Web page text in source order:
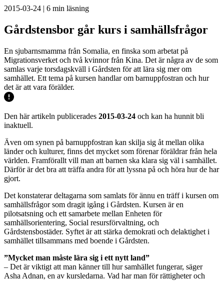
2015-03-24 | 6 min läsning
Gårdstensbor går kurs i samhällsfrågor
En sjubarnsmamma från Somalia, en finska som arbetat på
Migrationsverket och två kvinnor från Kina. Det är några av de som
samlas varje torsdagskväll i Gårdsten för att lära sig mer om
samhället. Ett tema på kursen handlar om barnuppfostran och hur
det är att vara förälder.
Den här artikeln publicerades 2015-03-24 och kan ha hunnit bli
inaktuell.
Även om synen på barnuppfostran kan skilja sig åt mellan olika
länder och kulturer, finns det mycket som förenar föräldrar från hela
världen. Framförallt vill man att barnen ska klara sig väl i samhället.
Därför är det bra att träffa andra för att lyssna på och höra hur de har
gjort.
Det konstaterar deltagarna som samlats för ännu en träff i kursen om
samhällsfrågor som dragit igång i Gårdsten. Kursen är en
pilotsatsning och ett samarbete mellan Enheten för
samhällsorientering, Social resursförvaltning, och
Gårdstensbostäder. Syftet är att stärka demokrati och delaktighet i
samhället tillsammans med boende i Gårdsten.
”Mycket man måste lära sig i ett nytt land”
– Det är viktigt att man känner till hur samhället fungerar, säger
Asha Adnan, en av kursledarna. Vad har man för rättigheter och